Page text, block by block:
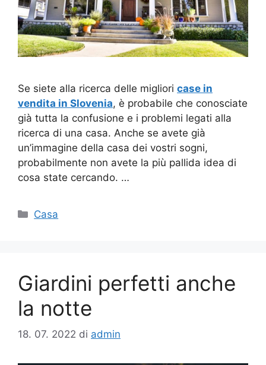
Se siete alla ricerca delle migliori case in
vendita in Slovenia, è probabile che conosciate
già tutta la confusione e i problemi legati alla
ricerca di una casa. Anche se avete già
un’immagine della casa dei vostri sogni,
probabilmente non avete la più pallida idea di
cosa state cercando. …
Categorie
Casa
Giardini perfetti anche
la notte
18. 07. 2022 di admin